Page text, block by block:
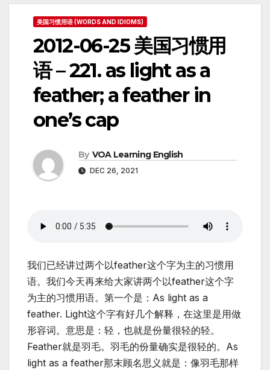
美国习惯用语 (WORDS AND IDIOMS)
2012-06-25 美国习惯用
语 – 221. as light as a
feather; a feather in
one’s cap
By VOA Learning English
DEC 26, 2021
我们已经讲过两个以feather这个字为主的习惯用
语。我们今天再来给大家讲两个以feather这个字
为主的习惯用语。第一个是：As light as a
feather. Light这个字有好几个解释，在这里是用做
形容词。意思是：轻，也就是份量很轻的轻。
Feather就是羽毛。羽毛的份量确实是很轻的。As
light as a feather那末顾名思义就是：像羽毛那样